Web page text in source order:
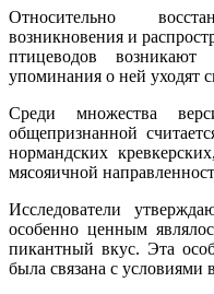
Относительно
возникновения и
птицеводов возникают
упоминания о ней уходят
Среди множества
общепризнанной
нормандских
мясояичной
Исследователи
особенно ценным
пикантный вкус. Эта
была связана с условиями